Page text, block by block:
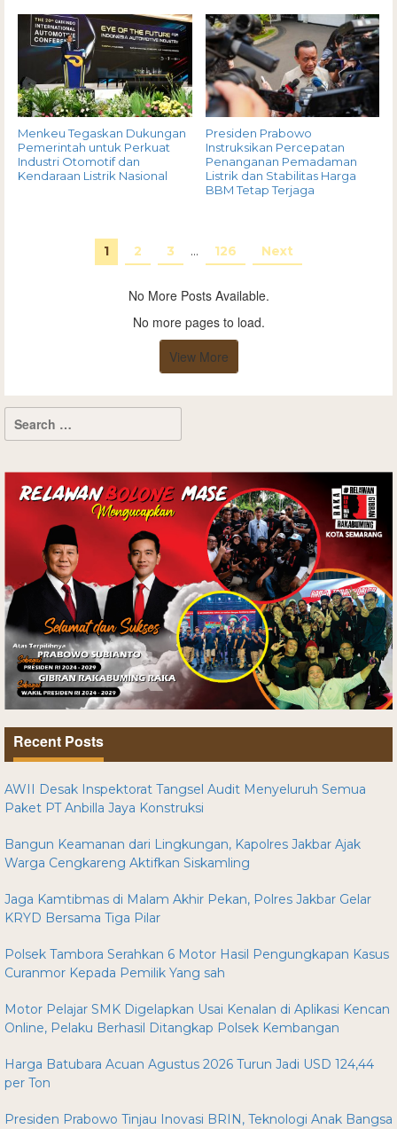
Menkeu Tegaskan Dukungan
Pemerintah untuk Perkuat
Industri Otomotif dan
Kendaraan Listrik Nasional
Presiden Prabowo
Instruksikan Percepatan
Penanganan Pemadaman
Listrik dan Stabilitas Harga
BBM Tetap Terjaga
1 2 3 … 126 Next
No More Posts Available.
No more pages to load.
View More
Recent Posts
AWII Desak Inspektorat Tangsel Audit Menyeluruh Semua
Paket PT Anbilla Jaya Konstruksi
Bangun Keamanan dari Lingkungan, Kapolres Jakbar Ajak
Warga Cengkareng Aktifkan Siskamling
Jaga Kamtibmas di Malam Akhir Pekan, Polres Jakbar Gelar
KRYD Bersama Tiga Pilar
Polsek Tambora Serahkan 6 Motor Hasil Pengungkapan Kasus
Curanmor Kepada Pemilik Yang sah
Motor Pelajar SMK Digelapkan Usai Kenalan di Aplikasi Kencan
Online, Pelaku Berhasil Ditangkap Polsek Kembangan
Harga Batubara Acuan Agustus 2026 Turun Jadi USD 124,44
per Ton
Presiden Prabowo Tinjau Inovasi BRIN, Teknologi Anak Bangsa